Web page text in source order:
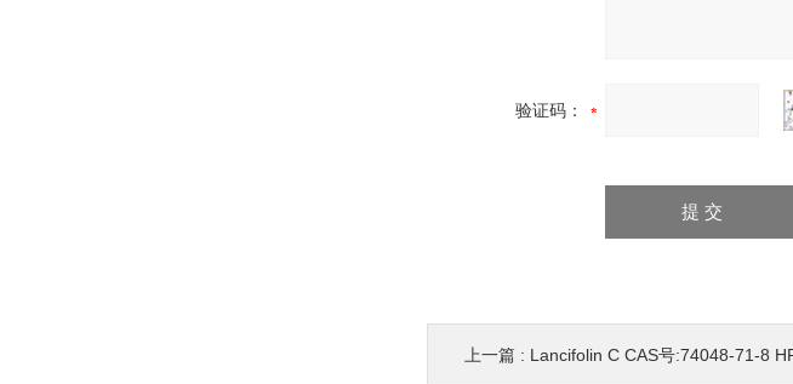
验证码：
上一篇 : Lancifolin C CAS号:74048-71-8